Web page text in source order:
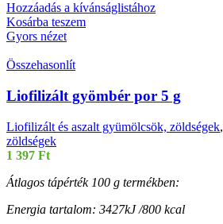
Hozzáadás a kívánságlistához
Kosárba teszem
Gyors nézet
Összehasonlít
Liofilizált gyömbér por 5 g
Liofilizált és aszalt gyümölcsök, zöldségek,
zöldségek
1 397 Ft
Átlagos tápérték 100 g termékben:
Energia tartalom: 3427kJ /800 kcal